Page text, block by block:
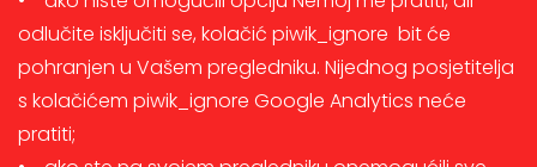
odlučite isključiti se, kolačić piwik_ignore bit će
pohranjen u Vašem pregledniku. Nijednog posjetitelja
s kolačićem piwik_ignore Google Analytics neće
pratiti;